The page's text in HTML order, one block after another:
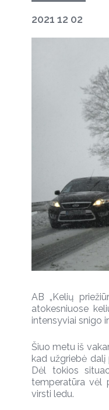
2021 12 02
AB „Kelių
atokesniuose
intensyviai snigo
Šiuo metu iš
kad užgriebė
Dėl tokios
temperatūra vėl
virsti ledu.